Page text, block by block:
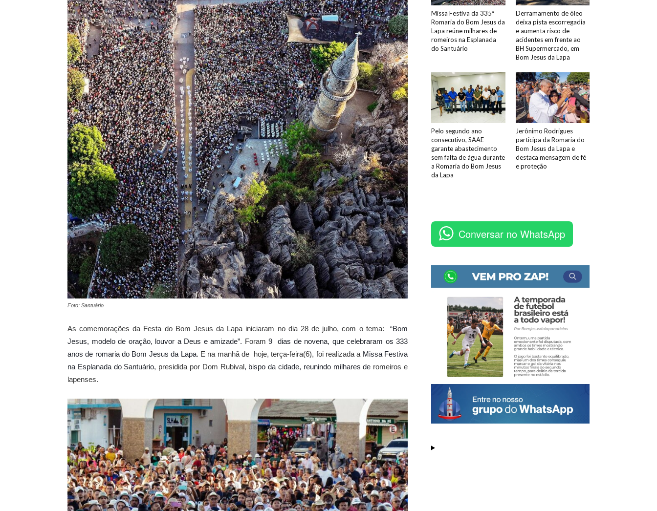
Foto: Santuário
As comemorações da Festa do Bom Jesus da Lapa iniciaram no dia 28 de julho, com o tema: “Bom
Jesus, modelo de oração, louvor a Deus e amizade”. Foram 9 dias de novena, que celebraram os 333
anos de romaria do Bom Jesus da Lapa. E na manhã de hoje, terça-feira(6), foi realizada a Missa Festiva
na Esplanada do Santuário, presidida por Dom Rubival, bispo da cidade, reunindo milhares de romeiros e
lapenses.
Missa Festiva da 335ª
Romaria do Bom Jesus da
Lapa reúne milhares de
romeiros na Esplanada
do Santuário
Derramamento de óleo
deixa pista escorregadia
e aumenta risco de
acidentes em frente ao
BH Supermercado, em
Bom Jesus da Lapa
Pelo segundo ano
consecutivo, SAAE
garante abastecimento
sem falta de água durante
a Romaria do Bom Jesus
da Lapa
Jerônimo Rodrigues
participa da Romaria do
Bom Jesus da Lapa e
destaca mensagem de fé
e proteção
Conversar no WhatsApp